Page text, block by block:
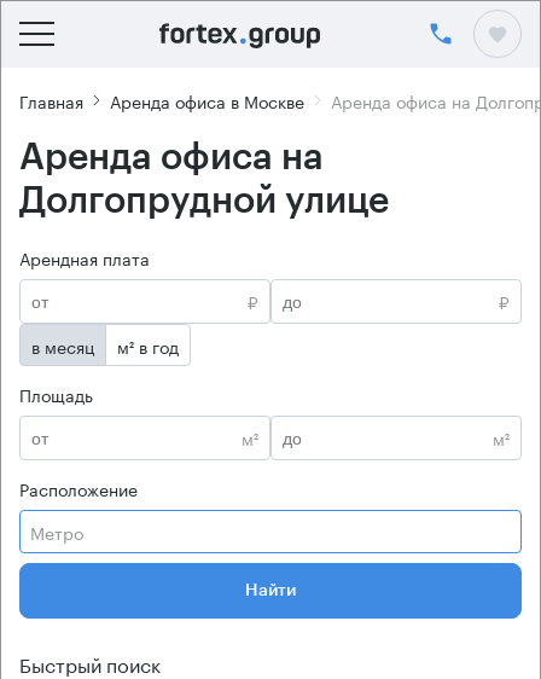
Главная Аренда офиса в Москве Аренда офиса на
Аренда офиса на
Долгопрудной улице
Арендная плата
₽
₽
в месяц
м² в год
Площадь
м²
м²
Расположение
Метро
Найти
Быстрый поиск